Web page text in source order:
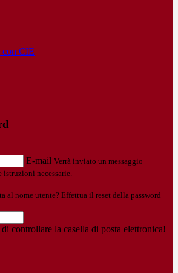
con CIE
E-mail Verrà inviato un messaggio
necessarie.
al nome utente? Effettua il reset della password
controllare la casella di posta elettronica!